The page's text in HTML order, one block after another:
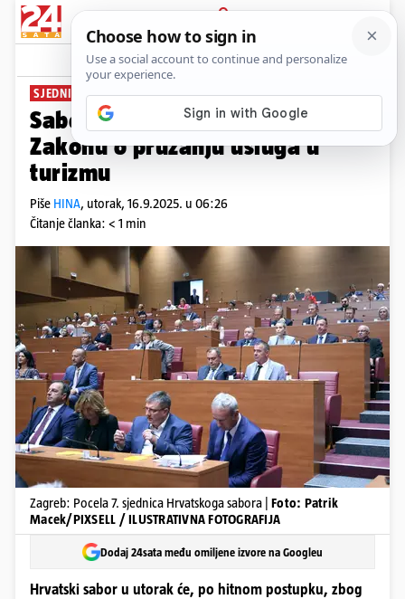
PRIJAVA
News Komentari
SJEDNICA
Sabor u utorak o izmjenama
Zakonu o pružanju usluga u
turizmu
Piše HINA, utorak, 16.9.2025. u 06:26
Čitanje članka: < 1 min
Zagreb: Pocela 7. sjednica Hrvatskoga sabora | Foto: Patrik
Macek/PIXSELL / ILUSTRATIVNA FOTOGRAFIJA
Dodaj 24sata među omiljene izvore na Googleu
Hrvatski sabor u utorak će, po hitnom postupku, zbog